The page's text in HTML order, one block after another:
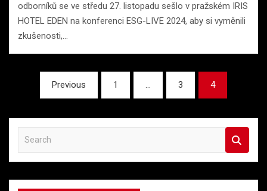
odborníků se ve středu 27. listopadu sešlo v pražském IRIS
HOTEL EDEN na konferenci ESG-LIVE 2024, aby si vyměnili
zkušenosti,…
Stránkování
příspěvků
Previous 1 … 3 4
a
r